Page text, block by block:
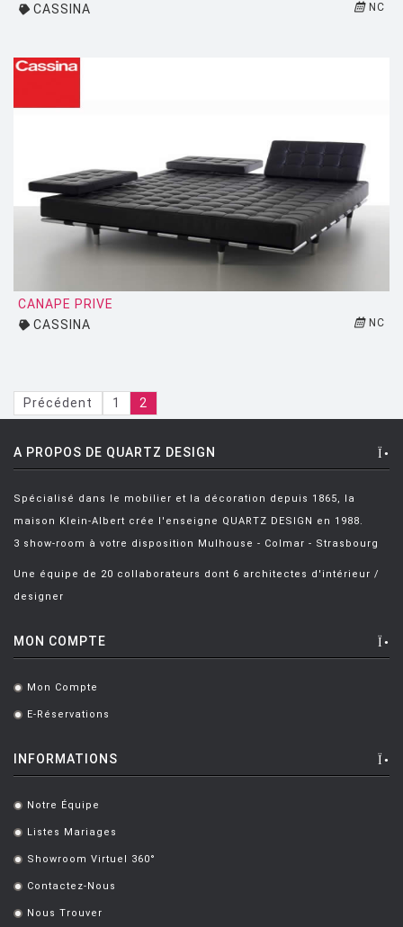
CASSINA
NC
CANAPE PRIVE
CASSINA
NC
Précédent 1 2
A PROPOS DE QUARTZ DESIGN
Spécialisé dans le mobilier et la décoration depuis 1865, la
maison Klein-Albert crée l'enseigne QUARTZ DESIGN en 1988.
3 show-room à votre disposition Mulhouse - Colmar - Strasbourg
Une équipe de 20 collaborateurs dont 6 architectes d'intérieur /
designer
MON COMPTE
. Mon Compte
. E-Réservations
INFORMATIONS
. Notre Équipe
. Listes Mariages
. Showroom Virtuel 360°
. Contactez-Nous
. Nous Trouver